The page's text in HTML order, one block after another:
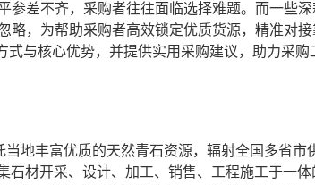
参差不齐，采购者往往面临选择难题。而一些
略，为帮助采购者高效锁定优质货源，精准对
与核心优势，并提供实用采购建议，助力采购
地丰富优质的天然青石资源，辐射全国多省市
材开采、设计、加工、销售、工程施工于一体